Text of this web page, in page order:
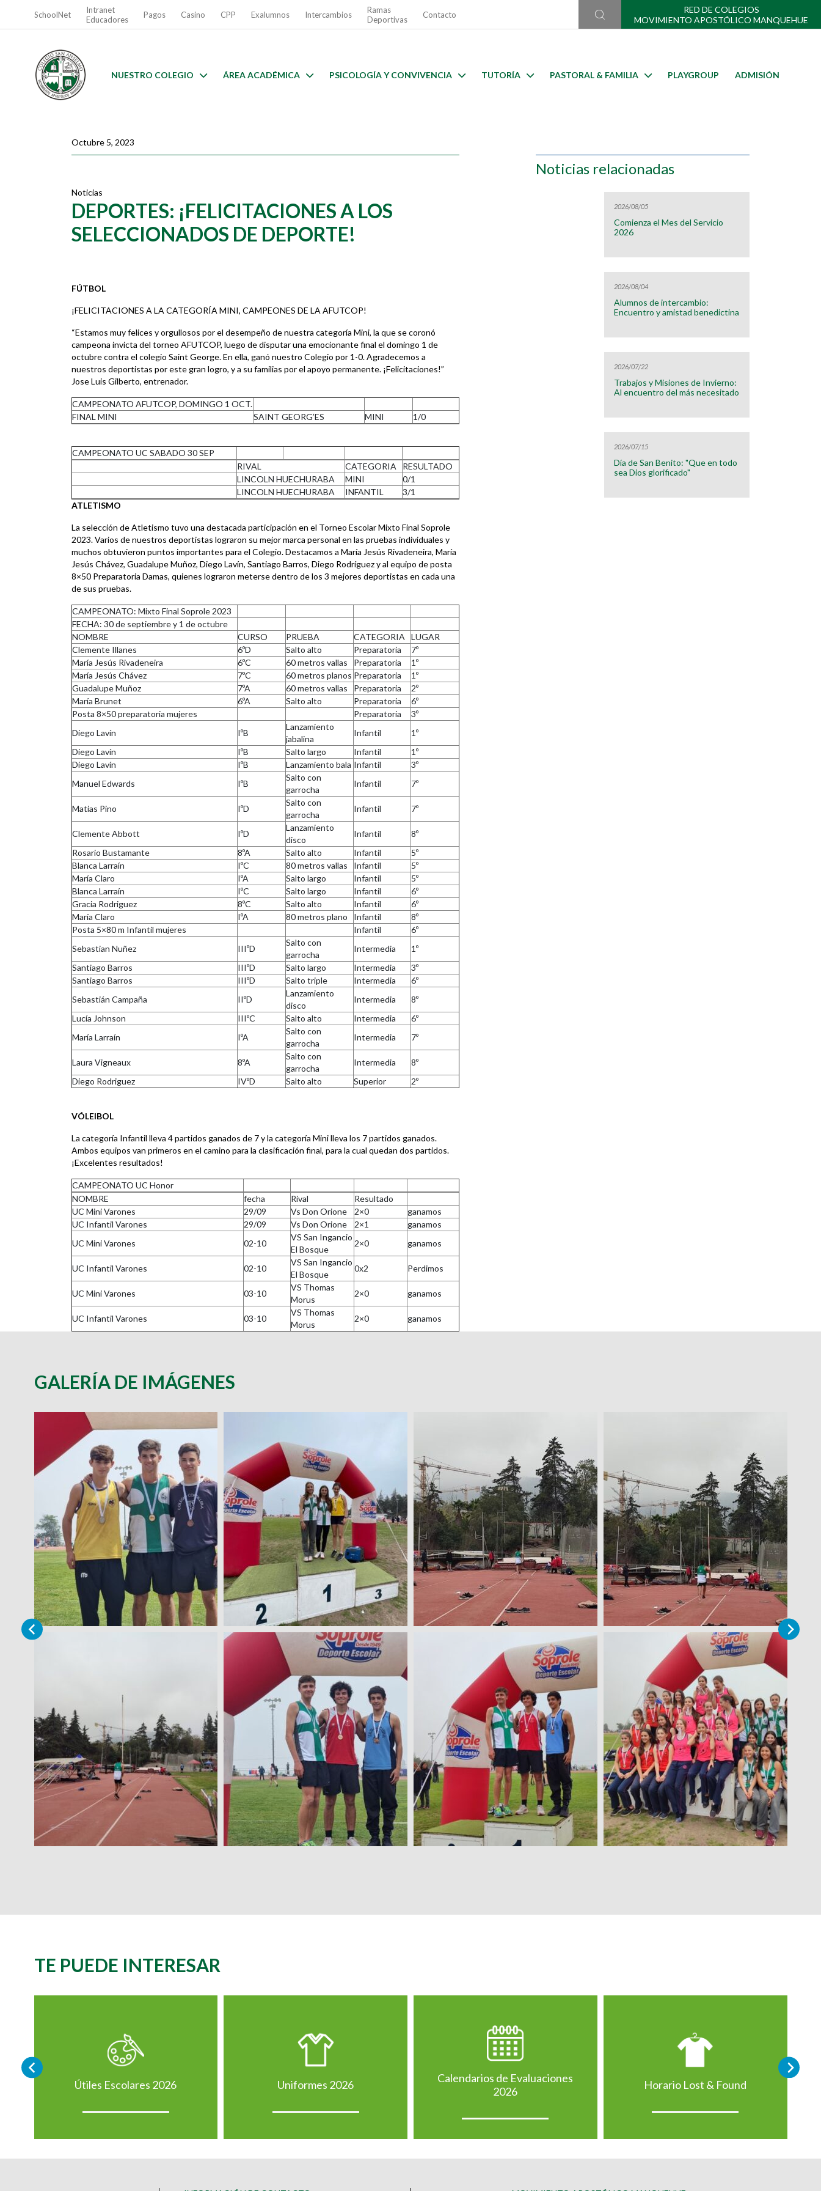
SchoolNet
Intranet
Educadores
Pagos Casino CPP Exalumnos Intercambios
Ramas
Deportivas
Contacto
RED DE COLEGIOS
MOVIMIENTO APOSTÓLICO MANQUEHUE
NUESTRO COLEGIO ÁREA ACADÉMICA PSICOLOGÍA Y CONVIVENCIA TUTORÍA PASTORAL & FAMILIA PLAYGROUP ADMISIÓN
Octubre 5, 2023
Noticias
DEPORTES: ¡FELICITACIONES A LOS
SELECCIONADOS DE DEPORTE!
FÚTBOL
¡FELICITACIONES A LA CATEGORÍA MINI, CAMPEONES DE LA AFUTCOP!
“Estamos muy felices y orgullosos por el desempeño de nuestra categoría Mini, la que se coronó
campeona invicta del torneo AFUTCOP, luego de disputar una emocionante final el domingo 1 de
octubre contra el colegio Saint George. En ella, ganó nuestro Colegio por 1-0. Agradecemos a
nuestros deportistas por este gran logro, y a su familias por el apoyo permanente. ¡Felicitaciones!”
Jose Luis Gilberto, entrenador.
CAMPEONATO AFUTCOP, DOMINGO 1 OCT.
FINAL MINI
SAINT GEORG’ES MINI 1/0
CAMPEONATO UC SABADO 30 SEP
RIVAL
CATEGORIA
RESULTADO
LINCOLN HUECHURABA
MINI
0/1
LINCOLN HUECHURABA
INFANTIL
3/1
ATLETISMO
La selección de Atletismo tuvo una destacada participación en el Torneo Escolar Mixto Final Soprole
2023. Varios de nuestros deportistas lograron su mejor marca personal en las pruebas individuales y
muchos obtuvieron puntos importantes para el Colegio. Destacamos a María Jesús Rivadeneira, María
Jesús Chávez, Guadalupe Muñoz, Diego Lavín, Santiago Barros, Diego Rodríguez y al equipo de posta
8×50 Preparatoria Damas, quienes lograron meterse dentro de los 3 mejores deportistas en cada una
de sus pruebas.
CAMPEONATO: Mixto Final Soprole 2023
FECHA: 30 de septiembre y 1 de octubre
NOMBRE
CURSO PRUEBA CATEGORIA
LUGAR
Clemente Illanes
6ºD Salto alto Preparatoria
7º
María Jesús Rivadeneira
6ºC 60 metros vallas Preparatoria
1º
María Jesús Chávez
7ºC 60 metros planos Preparatoria
1º
Guadalupe Muñoz
7ºA 60 metros vallas Preparatoria
2º
María Brunet
6ºA Salto alto Preparatoria
6º
Posta 8×50 preparatoria mujeres
Preparatoria
3º
Diego Lavín
IºB
Lanzamiento
jabalina
Infantil
1º
Diego Lavín
IºB Salto largo Infantil
1º
Diego Lavín
IºB Lanzamiento bala Infantil
3º
Manuel Edwards
IºB
Salto con
garrocha
Infantil 7º
Matias Pino IºD
Salto con
garrocha
Infantil 7º
Clemente Abbott IºD
Lanzamiento
disco
Infantil
8º
Rosario Bustamante
8ºA Salto alto Infantil
5º
Blanca Larraín
IºC 80 metros vallas Infantil
5º
María Claro
IºA Salto largo Infantil
5º
Blanca Larraín
IºC Salto largo Infantil
6º
Gracia Rodriguez
8ºC Salto alto Infantil
6º
María Claro
IºA 80 metros plano Infantil
8º
Posta 5×80 m Infantil mujeres
Infantil
6º
Sebastian Nuñez
IIIºD
Salto con
garrocha
Intermedia
1º
Santiago Barros
IIIºD Salto largo Intermedia
3º
Santiago Barros
IIIºD Salto triple Intermedia
6º
Sebastián Campaña
IIºD
Lanzamiento
disco
Intermedia
8º
Lucía Johnson
IIIºC Salto alto Intermedia
6º
María Larraín
IºA
Salto con
garrocha
Intermedia 7º
Laura Vigneaux 8ºA
Salto con
garrocha
Intermedia
8º
Diego Rodriguez
IVºD Salto alto Superior 2º
VÓLEIBOL
La categoría Infantil lleva 4 partidos ganados de 7 y la categoría Mini lleva los 7 partidos ganados.
Ambos equipos van primeros en el camino para la clasificación final, para la cual quedan dos partidos.
¡Excelentes resultados!
CAMPEONATO UC Honor
NOMBRE
fecha Rival
Resultado
UC Mini Varones
29/09 Vs Don Orione 2×0
ganamos
UC Infantil Varones
29/09 Vs Don Orione 2×1
ganamos
UC Mini Varones
02-10
VS San Ingancio
El Bosque
2×0 ganamos
UC Infantil Varones 02-10
VS San Ingancio
El Bosque
0x2 Perdimos
UC Mini Varones 03-10
VS Thomas
Morus
2×0 ganamos
UC Infantil Varones 03-10
VS Thomas
Morus
2×0 ganamos
Noticias relacionadas
2026/08/05
Comienza el Mes del Servicio
2026
2026/08/04
Alumnos de intercambio:
Encuentro y amistad benedictina
2026/07/22
Trabajos y Misiones de Invierno:
Al encuentro del más necesitado
2026/07/15
Día de San Benito: "Que en todo
sea Dios glorificado"
GALERÍA DE IMÁGENES
TE PUEDE INTERESAR
Útiles Escolares 2026 Uniformes 2026
Calendarios de Evaluaciones
2026
Horario Lost & Found